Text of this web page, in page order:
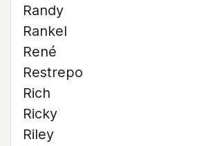
Randy
Rankel
René
Restrepo
Rich
Ricky
Riley